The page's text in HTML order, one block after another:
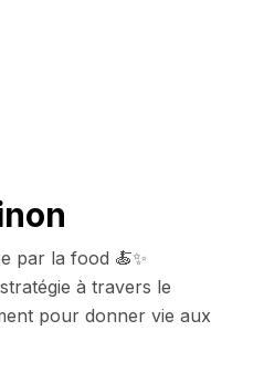
par la food 🍝✨
à travers le
pour donner vie aux